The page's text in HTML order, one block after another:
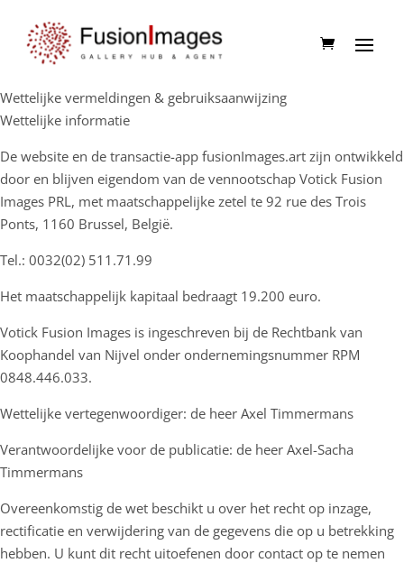
Wettelijke vermeldingen & gebruiksaanwijzing
Wettelijke informatie
De website en de transactie-app fusionImages.art zijn ontwikkeld
door en blijven eigendom van de vennootschap Votick Fusion
Images PRL, met maatschappelijke zetel te 92 rue des Trois
Ponts, 1160 Brussel, België.
Tel.: 0032(02) 511.71.99
Het maatschappelijk kapitaal bedraagt 19.200 euro.
Votick Fusion Images is ingeschreven bij de Rechtbank van
Koophandel van Nijvel onder ondernemingsnummer RPM
0848.446.033.
Wettelijke vertegenwoordiger: de heer Axel Timmermans
Verantwoordelijke voor de publicatie: de heer Axel-Sacha
Timmermans
Overeenkomstig de wet beschikt u over het recht op inzage,
rectificatie en verwijdering van de gegevens die op u betrekking
hebben. U kunt dit recht uitoefenen door contact op te nemen